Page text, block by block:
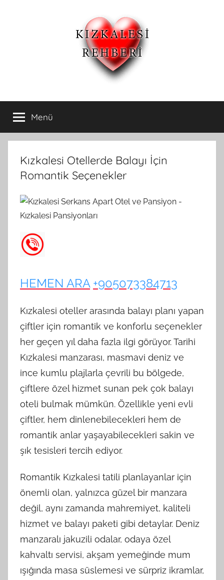
Kızkalesi
Otelleri
ve
Kızkalesi
Pansiyonları
Pansiyon,Otel
ve
Apart
Oteller
Menü
Kızkalesi Otellerde Balayı İçin
Romantik Seçenekler
HEMEN ARA +905073384713
Kızkalesi oteller arasında balayı planı yapan
çiftler için romantik ve konforlu seçenekler
her geçen yıl daha fazla ilgi görüyor. Tarihi
Kızkalesi manzarası, masmavi deniz ve
ince kumlu plajlarla çevrili bu bölgede,
çiftlere özel hizmet sunan pek çok balayı
oteli bulmak mümkün. Özellikle yeni evli
çiftler, hem dinlenebilecekleri hem de
romantik anlar yaşayabilecekleri sakin ve
şık tesisleri tercih ediyor.
Romantik Kızkalesi tatili planlayanlar için
önemli olan, yalnızca güzel bir manzara
değil, aynı zamanda mahremiyet, kaliteli
hizmet ve balayı paketi gibi detaylar. Deniz
manzaralı jakuzili odalar, odaya özel
kahvaltı servisi, akşam yemeğinde mum
ışığında masa süslemesi ve sürpriz ikramlar,